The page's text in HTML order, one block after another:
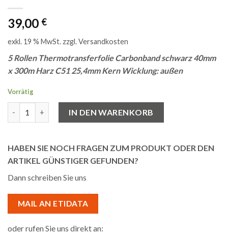
39,00 €
exkl. 19 % MwSt. zzgl.Versandkosten
5 Rollen Thermotransferfolie Carbonband schwarz 40mm
x 300m Harz C51 25,4mm Kern Wicklung: außen
Vorrätig
IN DEN WARENKORB
HABEN SIE NOCH FRAGEN ZUM PRODUKT ODER DEN
ARTIKEL GÜNSTIGER GEFUNDEN?
Dann schreiben Sie uns
MAIL AN ETIDATA
oder rufen Sie uns direkt an: